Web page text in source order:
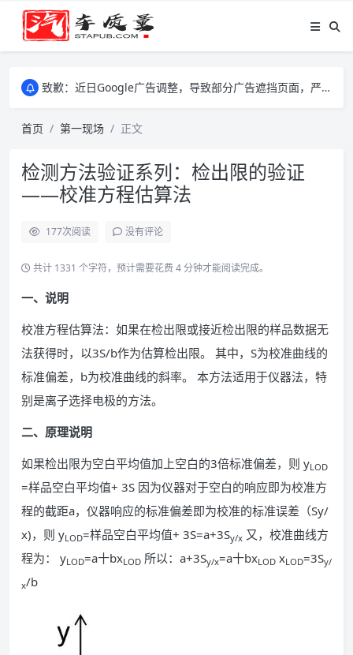
致歉：近日Google广告调整，导致部分广告遮挡页面，严重影响大家访问体验，将尽快调整完成，由此带来的不便，特意致歉！
致歉：近日Google广告调整，导致部分广告遮挡页面，严重影响大家访问体验，将尽快调整完成，由此带来的不便，特意致歉！
首页 第一现场 正文
检测方法验证系列：检出限的验证
——校准方程估算法
177次阅读 没有评论
共计 1331 个字符，预计需要花费 4 分钟才能阅读完成。
一、说明
校准方程估算法：如果在检出限或接近检出限的样品数据无
法获得时，以3S/b作为估算检出限。 其中，S为校准曲线的
标准偏差，b为校准曲线的斜率。 本方法适用于仪器法，特
别是离子选择电极的方法。
二、原理说明
如果检出限为空白平均值加上空白的3倍标准偏差，则 yLOD
=样品空白平均值+ 3S 因为仪器对于空白的响应即为校准方
程的截距a，仪器响应的标准偏差即为校准的标准误差（Sy/
x)，则 yLOD=样品空白平均值+ 3S=a+3Sy/x 又，校准曲线方
程为： yLOD=a十bxLOD 所以：a+3Sy/x=a十bxLOD xLOD=3Sy/
x/b